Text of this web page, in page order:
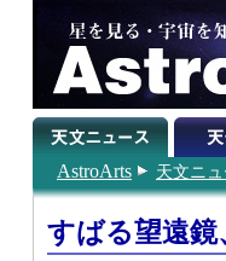
AstroArts 天文ニュ
すばる望遠